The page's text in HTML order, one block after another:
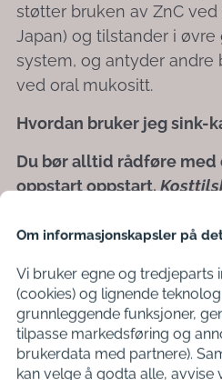
støtter bruken av ZnC
Japan) og tilstander i
system, og antyder andre
ved oral mukositt.
Hvordan bruker jeg sink-
Du bør alltid rådføre
oppstart oppstart.
Ingredienser: Sink-
76% Sink 22%.
Anbefalt daglig dose opp
måleskje inkludert.
karnosin (når den
Om informasjonskapsler på
Vi bruker egne og tredjeparts
(cookies) og lignende
grunnleggende funksjoner,
tilpasse markedsføring og
brukerdata med partnere).
kan velge å godta alle, avvise